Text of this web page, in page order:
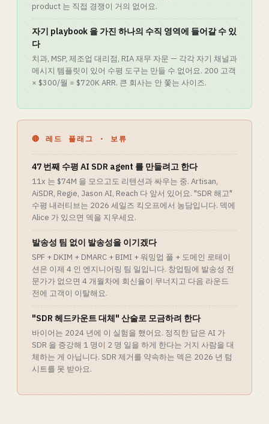
product 는 직접 경쟁이 거의 없어요.
자기 playbook 을 가진 하나의 수직 영역에 들어갈 수 있
다
치과, MSP, 제조업 대리점, RIA 재무 자문 — 각각 자기 채널과
메시지 템플릿이 있어 수평 도구는 만들 수 없어요. 200 고객
× $300/월 = $720K ARR. 큰 회사는 안 쫓는 사이즈.
🔴 레드 플래그 · 보류
47 번째 수평 AI SDR agent 를 만들려고 한다
11x 는 $74M 을 모으고도 리텐션과 싸우는 중. Artisan,
AiSDR, Regie, Jason AI, Reach 다 앞서 있어요. "SDR 해고"
수평 내러티브는 2026 세일즈 킥오프에서 농담입니다. 덱에
Alice 가 있으면 덱을 지우세요.
발송성 팀 없이 발송성을 이기겠다
SPF + DKIM + DMARC + BIMI + 워밍업 풀 + 도메인 로테이
션은 이제 4 인 엔지니어링 팀 일입니다. 창업팀에 발송성 전
문가가 없으면 4 개월차에 회신율이 무너지고 다음 라운드
전에 고객이 이탈해요.
"SDR 헤드카운트 대체" 산술로 모금하려 한다
바이어는 2024 년에 이 실험을 했어요. 정직한 답은 AI 가
SDR 을 증강해 1 명이 2 명 일을 하게 한다는 거지 사람을 대
체하는 게 아닙니다. SDR 제거를 약속하는 덱은 2026 년 텀
시트를 못 받아요.